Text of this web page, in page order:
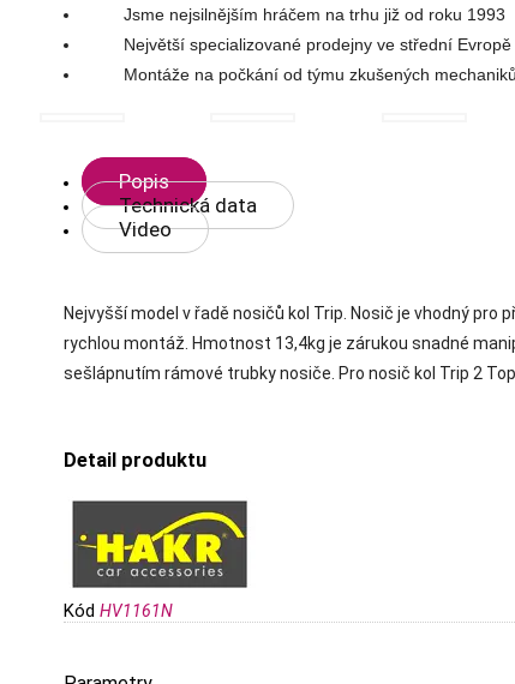
Jsme nejsilnějším hráčem na trhu již od roku 1993
Největší specializované prodejny ve střední Evropě
Montáže na počkání od týmu zkušených mechaniků
Popis
Technická data
Video
Nejvyšší model v řadě nosičů kol Trip. Nosič je vhodný
rychlou montáž. Hmotnost 13,4kg je zárukou snadné
sešlápnutím rámové trubky nosiče. Pro nosič kol Trip 2
Detail produktu
Kód HV1161N